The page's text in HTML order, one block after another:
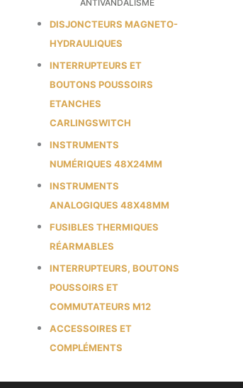
ANTIVANDALISME
DISJONCTEURS MAGNETO-
HYDRAULIQUES
INTERRUPTEURS ET
BOUTONS POUSSOIRS
ETANCHES
CARLINGSWITCH
INSTRUMENTS
NUMÉRIQUES 48X24MM
INSTRUMENTS
ANALOGIQUES 48X48MM
FUSIBLES THERMIQUES
RÉARMABLES
INTERRUPTEURS, BOUTONS
POUSSOIRS ET
COMMUTATEURS M12
ACCESSOIRES ET
COMPLÉMENTS